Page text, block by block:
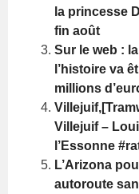
la princesse
fin août
Sur le web :
l’histoire va
millions
Villejuif –
l’Essonne
L’Arizona
autoroute